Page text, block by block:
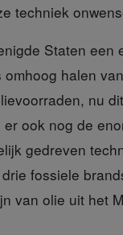
techniek
Staten een
halen
nu
ook nog de
gedreven
fossiele
van olie uit het